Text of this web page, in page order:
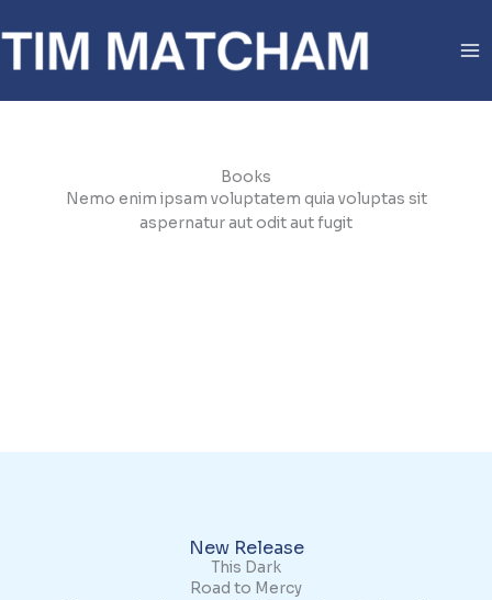
to
content
Books
Nemo enim ipsam voluptatem quia voluptas sit
aspernatur aut odit aut fugit
New Release
This Dark
Road to Mercy